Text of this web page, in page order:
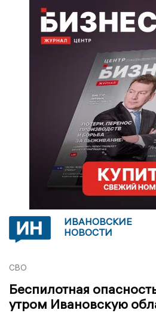
ИВАНОВСКИЕ
НОВОСТИ
СВО
Беспилотная
утром Ивановскую